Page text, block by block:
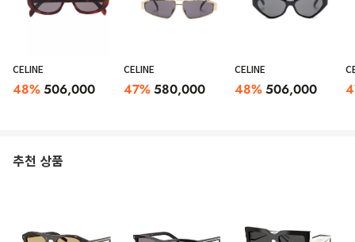
CELINE
48%506,000
CELINE
47%580,000
CELINE
48%506,000
추천 상품